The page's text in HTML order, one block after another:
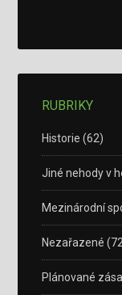
RUBRIKY
Historie (62)
Jiné nehody v
Mezinárodní
Nezařazené
Plánované